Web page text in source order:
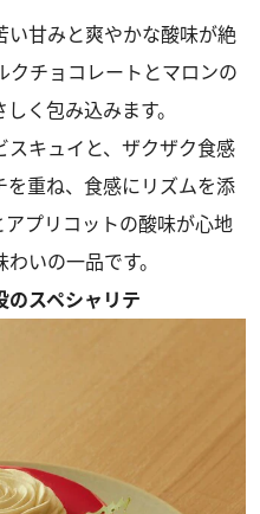
甘みと爽やかな酸味が絶
クチョコレートとマロンの
く包み込みます。
キュイと、ザクザク食感
重ね、食感にリズムを添
プリコットの酸味が心地
いの一品です。
のスペシャリテ